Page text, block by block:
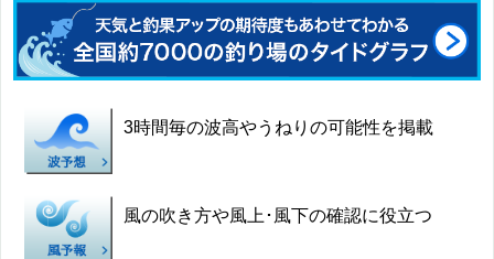
3時間毎の波高やうねりの可能性を掲載
風の吹き方や風上･風下の確認に役立つ